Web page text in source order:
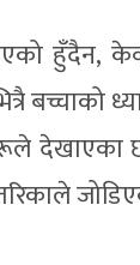
हुँदैन,
बच्चाको